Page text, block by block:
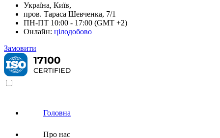
Україна, Київ,
пров. Тараса Шевченка, 7/1
ПН-ПТ 10:00 - 17:00 (GMT +2)
Онлайн: цілодобово
Замовити
Головна
Про нас